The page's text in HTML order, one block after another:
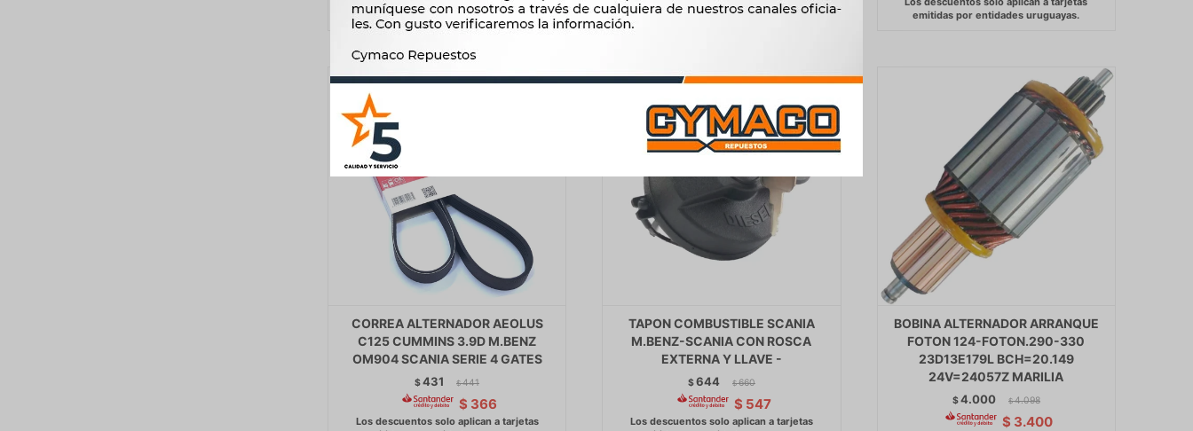
CORREA ALTERNADOR AEOLUS
C125 CUMMINS 3.9D M.BENZ
OM904 SCANIA SERIE 4 GATES
$431 $ 441
$ 366
TAPON COMBUSTIBLE SCANIA
M.BENZ-SCANIA CON ROSCA
EXTERNA Y LLAVE -
$644 $ 660
$ 547
BOBINA ALTERNADOR ARRANQUE
FOTON 124-FOTON.290-330
23D13E179L BCH=20.149
24V=24057Z MARILIA
$4.000 $ 4.098
$ 3.400